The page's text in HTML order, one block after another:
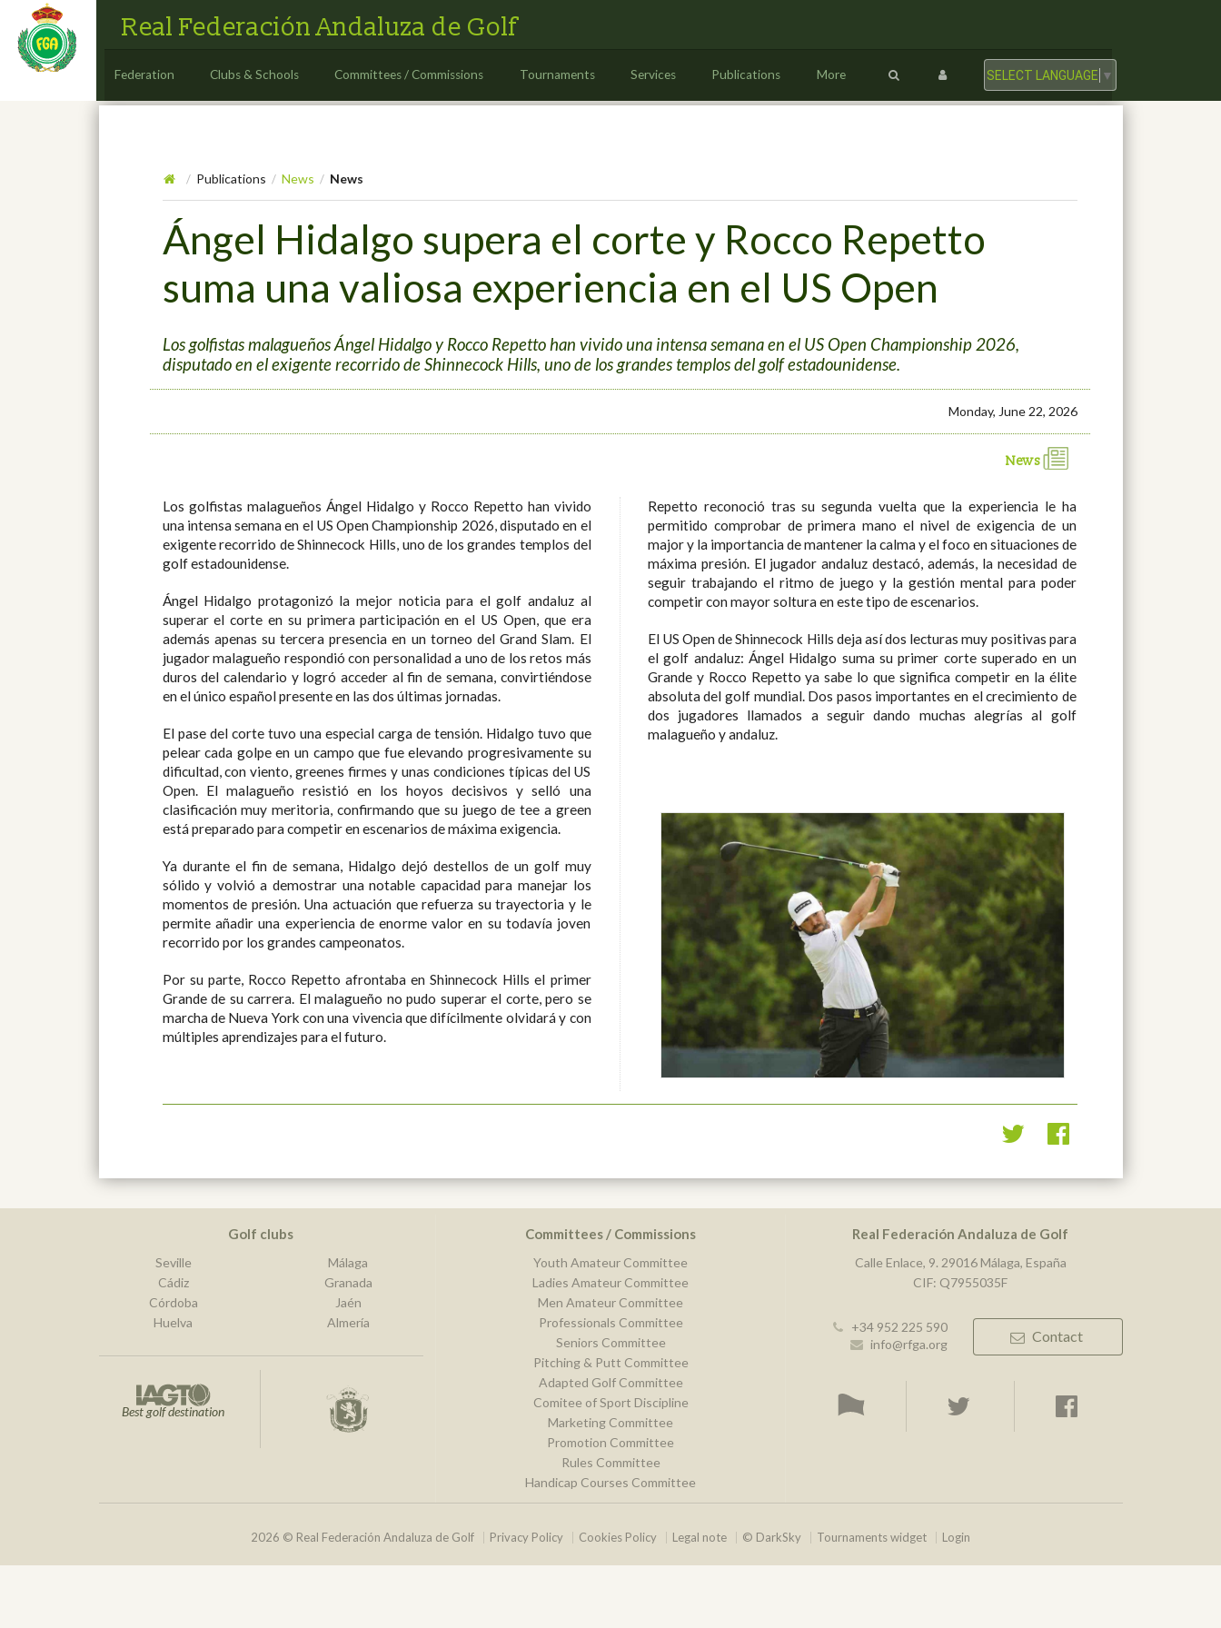
Real Federación Andaluza de Golf
Federation Clubs & Schools Committees / Commissions Tournaments Services Publications More SELECT LANGUAGE ▼
/ Publications / News / News
Ángel Hidalgo supera el corte y Rocco Repetto
suma una valiosa experiencia en el US Open
Los golfistas malagueños Ángel Hidalgo y Rocco Repetto han vivido una intensa semana en el US Open Championship 2026,
disputado en el exigente recorrido de Shinnecock Hills, uno de los grandes templos del golf estadounidense.
Monday, June 22, 2026
News
Los golfistas malagueños Ángel Hidalgo y Rocco Repetto han vivido
una intensa semana en el US Open Championship 2026, disputado en el
exigente recorrido de Shinnecock Hills, uno de los grandes templos del
golf estadounidense.
Ángel Hidalgo protagonizó la mejor noticia para el golf andaluz al
superar el corte en su primera participación en el US Open, que era
además apenas su tercera presencia en un torneo del Grand Slam. El
jugador malagueño respondió con personalidad a uno de los retos más
duros del calendario y logró acceder al fin de semana, convirtiéndose
en el único español presente en las dos últimas jornadas.
El pase del corte tuvo una especial carga de tensión. Hidalgo tuvo que
pelear cada golpe en un campo que fue elevando progresivamente su
dificultad, con viento, greenes firmes y unas condiciones típicas del US
Open. El malagueño resistió en los hoyos decisivos y selló una
clasificación muy meritoria, confirmando que su juego de tee a green
está preparado para competir en escenarios de máxima exigencia.
Ya durante el fin de semana, Hidalgo dejó destellos de un golf muy
sólido y volvió a demostrar una notable capacidad para manejar los
momentos de presión. Una actuación que refuerza su trayectoria y le
permite añadir una experiencia de enorme valor en su todavía joven
recorrido por los grandes campeonatos.
Por su parte, Rocco Repetto afrontaba en Shinnecock Hills el primer
Grande de su carrera. El malagueño no pudo superar el corte, pero se
marcha de Nueva York con una vivencia que difícilmente olvidará y con
múltiples aprendizajes para el futuro.
Repetto reconoció tras su segunda vuelta que la experiencia le ha
permitido comprobar de primera mano el nivel de exigencia de un
major y la importancia de mantener la calma y el foco en situaciones de
máxima presión. El jugador andaluz destacó, además, la necesidad de
seguir trabajando el ritmo de juego y la gestión mental para poder
competir con mayor soltura en este tipo de escenarios.
El US Open de Shinnecock Hills deja así dos lecturas muy positivas para
el golf andaluz: Ángel Hidalgo suma su primer corte superado en un
Grande y Rocco Repetto ya sabe lo que significa competir en la élite
absoluta del golf mundial. Dos pasos importantes en el crecimiento de
dos jugadores llamados a seguir dando muchas alegrías al golf
malagueño y andaluz.
Golf clubs
Seville
Cádiz
Córdoba
Huelva
Málaga
Granada
Jaén
Almería
Best golf destination
Committees / Commissions
Youth Amateur Committee
Ladies Amateur Committee
Men Amateur Committee
Professionals Committee
Seniors Committee
Pitching & Putt Committee
Adapted Golf Committee
Comitee of Sport Discipline
Marketing Committee
Promotion Committee
Rules Committee
Handicap Courses Committee
Real Federación Andaluza de Golf
Calle Enlace, 9. 29016 Málaga, España
CIF: Q7955035F
+34 952 225 590
info@rfga.org
Contact
2026 © Real Federación Andaluza de Golf Privacy Policy Cookies Policy Legal note © DarkSky Tournaments widget Login